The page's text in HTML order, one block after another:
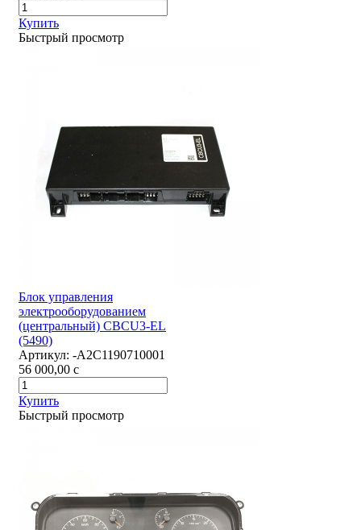
Купить
Быстрый просмотр
Блок управления
электрооборудованием
(центральный) CBCU3-EL
(5490)
Артикул: -А2С1190710001
56 000,00 c
Купить
Быстрый просмотр